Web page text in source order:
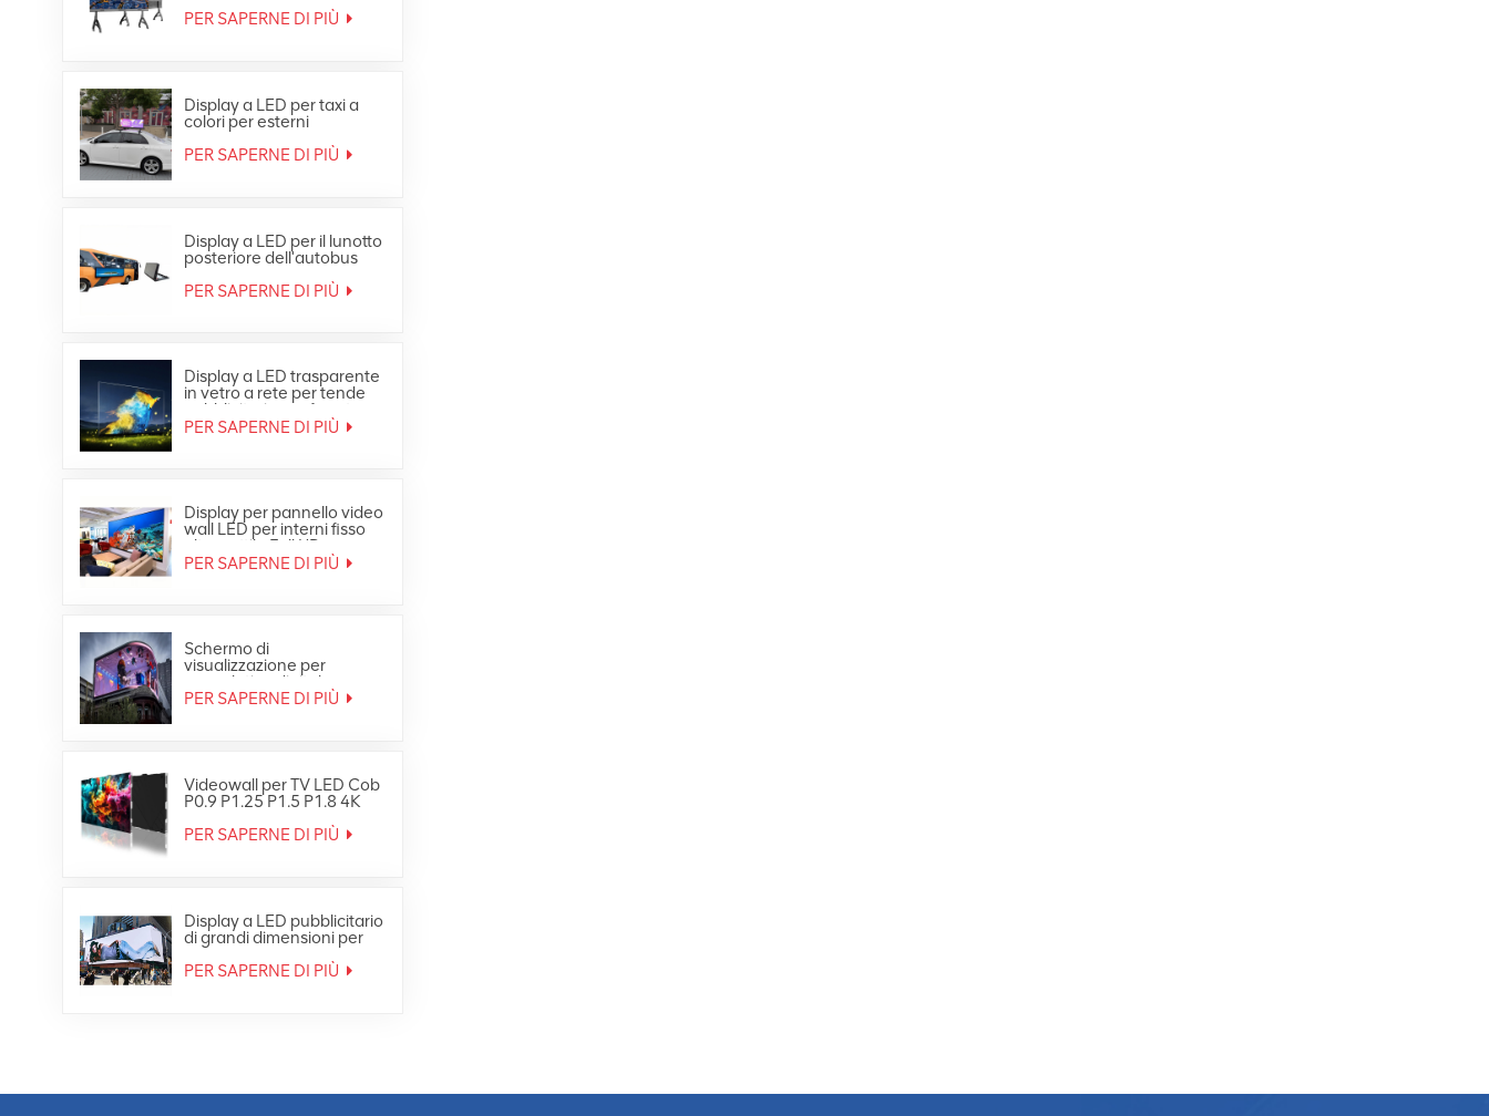
PER SAPERNE DI PIÙ
Display a LED per taxi a
colori per esterni
impermeabile in
movimento sul tetto
PER SAPERNE DI PIÙ
Display a LED per il lunotto
posteriore dell'autobus
pubblicitario a colori per
esterni
PER SAPERNE DI PIÙ
Display a LED trasparente
in vetro a rete per tende
pubblicitarie per finestre
PER SAPERNE DI PIÙ
Display per pannello video
wall LED per interni fisso
ultra sottile Full HD
PER SAPERNE DI PIÙ
Schermo di
visualizzazione per
segnaletica digitale per
video wall LED
PER SAPERNE DI PIÙ
Videowall per TV LED Cob
P0.9 P1.25 P1.5 P1.8 4K
PER SAPERNE DI PIÙ
Display a LED pubblicitario
di grandi dimensioni per
esterni Ultra HD 4K
PER SAPERNE DI PIÙ